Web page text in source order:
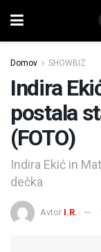
Domov SHOWBIZ
Indira
postala
(FOTO)
Indira Ekić in
dečka
Avtor I.R.